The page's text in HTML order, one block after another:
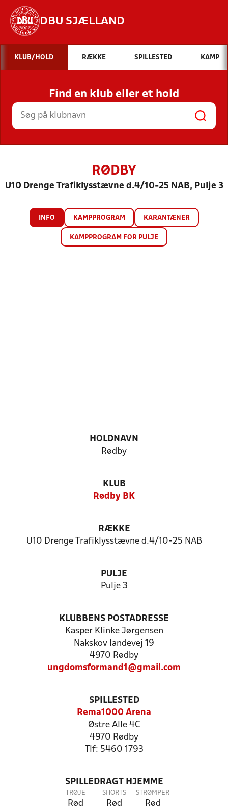
DBU SJÆLLAND
Hvad vil du søge efter?
INDHOLD OG NYHEDER
STILLINGER, RESULTATER, KLUBBER OG
HOLD
KLUB/HOLD RÆKKE SPILLESTED KAMP
Find en klub eller et hold
RØDBY
U10 Drenge Trafiklysstævne d.4/10-25 NAB, Pulje 3
INFO KAMPPROGRAM KARANTÆNER
KAMPPROGRAM FOR PULJE
HOLDNAVN
Rødby
KLUB
Rødby BK
RÆKKE
U10 Drenge Trafiklysstævne d.4/10-25 NAB
PULJE
Pulje 3
KLUBBENS POSTADRESSE
Kasper Klinke Jørgensen
Nakskov landevej 19
4970 Rødby
ungdomsformand1@gmail.com
SPILLESTED
Rema1000 Arena
Østre Alle 4C
4970 Rødby
Tlf: 5460 1793
SPILLEDRAGT HJEMME
TRØJE
Rød
SHORTS
Rød
STRØMPER
Rød